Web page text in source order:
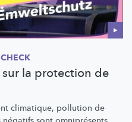
la protection de
climatique, pollution de